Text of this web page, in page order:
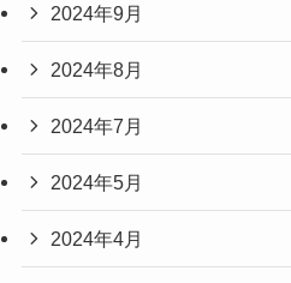
2024年9月
2024年8月
2024年7月
2024年5月
2024年4月